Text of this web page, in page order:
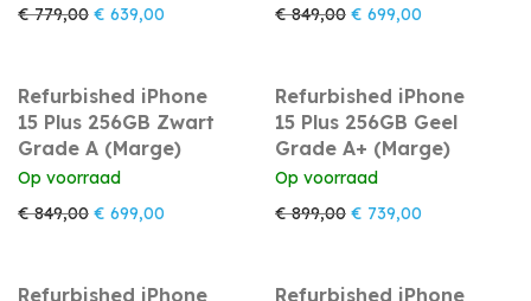
€779,00 Oorspronkelijke prijs was: € 779,00.
€ 639,00 Huidige prijs is: € 639,00.
€849,00 Oorspronkelijke prijs
€ 699,00
Refurbished iPhone
15 Plus 256GB Zwart
Grade A (Marge)
Op voorraad
€849,00 Oorspronkelijke prijs was: € 849,00.
€ 699,00 Huidige prijs is: € 699,00.
Refurbished iPhone
15 Plus 256GB Geel
Grade A+ (Marge)
Op voorraad
€899,00 Oorspronkelijke prijs
€ 739,00
Refurbished iPhone
Refurbished iPhone